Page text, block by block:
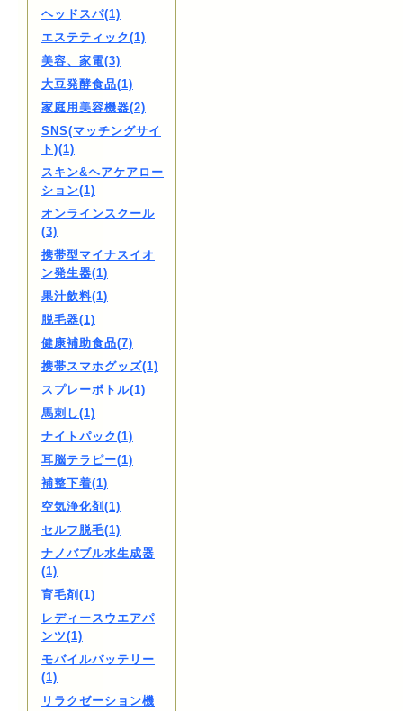
ヘッドスパ(1)
エステティック(1)
美容、家電(3)
大豆発酵食品(1)
家庭用美容機器(2)
SNS(マッチングサイ
ト)(1)
スキン&ヘアケアロー
ション(1)
オンラインスクール
(3)
携帯型マイナスイオ
ン発生器(1)
果汁飲料(1)
脱毛器(1)
健康補助食品(7)
携帯スマホグッズ(1)
スプレーボトル(1)
馬刺し(1)
ナイトパック(1)
耳脳テラピー(1)
補整下着(1)
空気浄化剤(1)
セルフ脱毛(1)
ナノバブル水生成器
(1)
育毛剤(1)
レディースウエアパ
ンツ(1)
モバイルバッテリー
(1)
リラクゼーション機